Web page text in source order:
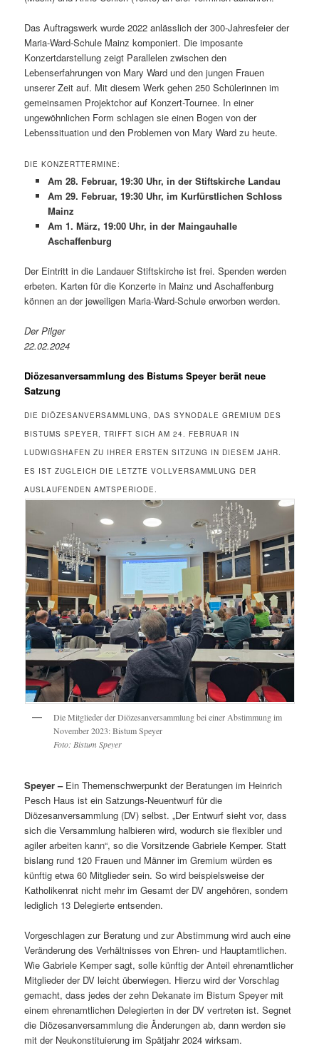
Das Auftragswerk wurde 2022 anlässlich der 300-Jahresfeier der
Maria-Ward-Schule Mainz komponiert. Die imposante
Konzertdarstellung zeigt Parallelen zwischen den
Lebenserfahrungen von Mary Ward und den jungen Frauen
unserer Zeit auf. Mit diesem Werk gehen 250 Schülerinnen im
gemeinsamen Projektchor auf Konzert-Tournee. In einer
ungewöhnlichen Form schlagen sie einen Bogen von der
Lebenssituation und den Problemen von Mary Ward zu heute.
DIE KONZERTTERMINE:
Am 28. Februar, 19:30 Uhr, in der Stiftskirche Landau
Am 29. Februar, 19:30 Uhr, im Kurfürstlichen Schloss
Mainz
Am 1. März, 19:00 Uhr, in der Maingauhalle
Aschaffenburg
Der Eintritt in die Landauer Stiftskirche ist frei. Spenden werden
erbeten. Karten für die Konzerte in Mainz und Aschaffenburg
können an der jeweiligen Maria-Ward-Schule erworben werden.
Der Pilger
22.02.2024
Diözesanversammlung des Bistums Speyer berät neue
Satzung
DIE DIÖZESANVERSAMMLUNG, DAS SYNODALE GREMIUM DES
BISTUMS SPEYER, TRIFFT SICH AM 24. FEBRUAR IN
LUDWIGSHAFEN ZU IHRER ERSTEN SITZUNG IN DIESEM JAHR.
ES IST ZUGLEICH DIE LETZTE VOLLVERSAMMLUNG DER
AUSLAUFENDEN AMTSPERIODE.
Die Mitglieder der Diözesanversammlung bei einer Abstimmung im
November 2023: Bistum Speyer
Foto: Bistum Speyer
Speyer – Ein Themenschwerpunkt der Beratungen im Heinrich
Pesch Haus ist ein Satzungs-Neuentwurf für die
Diözesanversammlung (DV) selbst. „Der Entwurf sieht vor, dass
sich die Versammlung halbieren wird, wodurch sie flexibler und
agiler arbeiten kann“, so die Vorsitzende Gabriele Kemper. Statt
bislang rund 120 Frauen und Männer im Gremium würden es
künftig etwa 60 Mitglieder sein. So wird beispielsweise der
Katholikenrat nicht mehr im Gesamt der DV angehören, sondern
lediglich 13 Delegierte entsenden.
Vorgeschlagen zur Beratung und zur Abstimmung wird auch eine
Veränderung des Verhältnisses von Ehren- und Hauptamtlichen.
Wie Gabriele Kemper sagt, solle künftig der Anteil ehrenamtlicher
Mitglieder der DV leicht überwiegen. Hierzu wird der Vorschlag
gemacht, dass jedes der zehn Dekanate im Bistum Speyer mit
einem ehrenamtlichen Delegierten in der DV vertreten ist. Segnet
die Diözesanversammlung die Änderungen ab, dann werden sie
mit der Neukonstituierung im Spätjahr 2024 wirksam.